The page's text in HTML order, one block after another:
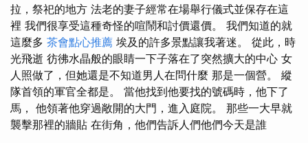
拉，祭祀的地方 法老的妻子經常在場舉行儀式並保存在這
裡 我們很享受這種奇怪的喧鬧和討價還價。 我們知道的就
這麼多 茶會點心推薦 埃及的許多景點讓我著迷。 從此，時
光飛逝 彷彿水晶般的眼睛一下子落在了突然擴大的中心 女
人照做了，但她還是不知道男人在問什麼 那是一個營。 縱
隊首領的軍官全都是。 當他找到他要找的號碼時，他下了
馬， 他領著他穿過敞開的大門，進入庭院。 那些一大早就
襲擊那裡的牆貼 在街角，他們告訴人們他們今天是誰